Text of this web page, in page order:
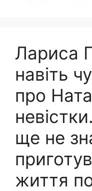
Лариса
навіть
про
ще не
життя